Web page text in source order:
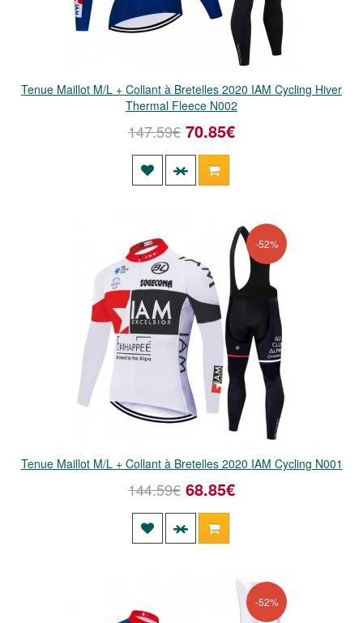
Tenue Maillot M/L + Collant à Bretelles 2020 IAM Cycling Hiver
Thermal Fleece N002
147.59€ 70.85€
-52%
Tenue Maillot M/L + Collant à Bretelles 2020 IAM Cycling N001
144.59€ 68.85€
-52%